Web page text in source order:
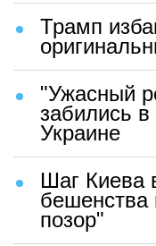
Трамп
"Ужасный
забились
Украине
Шаг Киева
бешенства
позор"